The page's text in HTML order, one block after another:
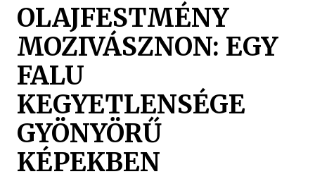
OLAJFESTMÉNY
MOZIVÁSZNON: EGY
FALU
KEGYETLENSÉGE
GYÖNYÖRŰ
KÉPEKBEN